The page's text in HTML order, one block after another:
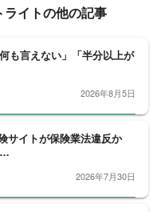
職。
持って取材をしています。
い娘の子育て中で、仕事
課題です。
ライトの他の記事
も言えない」「半分以上が
2026年8月5日
サイトが保険業法違反か
…
2026年7月30日